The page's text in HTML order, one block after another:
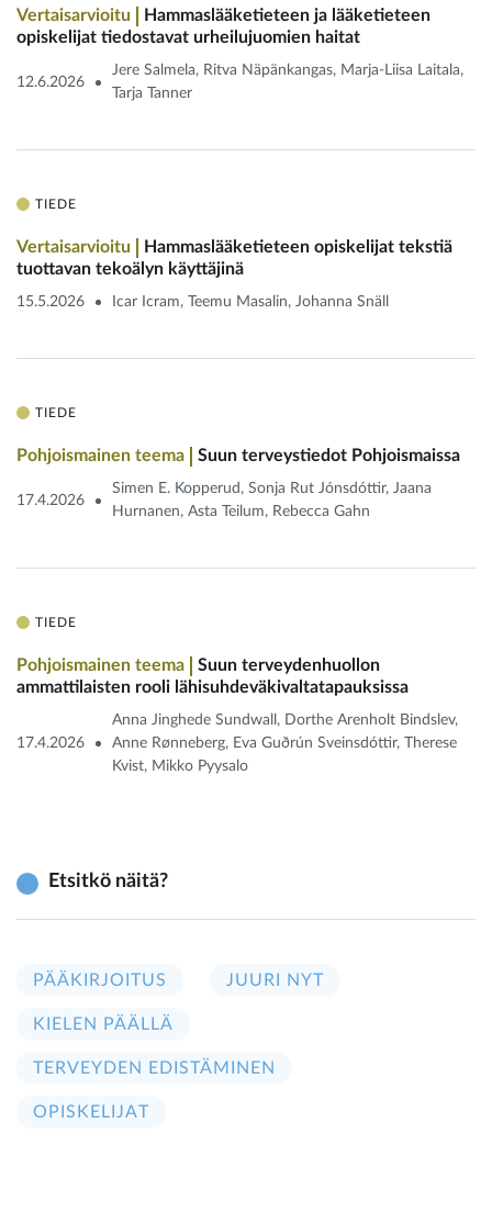
Vertaisarvioitu
Hammaslääketieteen ja lääketieteen
opiskelijat tiedostavat urheilu­juomien haitat
12.6.2026
Jere Salmela, Ritva Näpänkangas, Marja-Liisa Laitala,
Tarja Tanner
TIEDE
Vertaisarvioitu
Hammaslääketieteen opiskelijat tekstiä
tuottavan tekoälyn käyttäjinä
15.5.2026 Icar Icram, Teemu Masalin, Johanna Snäll
TIEDE
Pohjoismainen teema Suun terveystiedot Pohjoismaissa
17.4.2026
Simen E. Kopperud, Sonja Rut Jónsdóttir, Jaana
Hurnanen, Asta Teilum, Rebecca Gahn
TIEDE
Pohjoismainen teema
Suun terveydenhuollon
ammattilaisten rooli lähisuhdeväkivaltatapauksissa
17.4.2026
Anna Jinghede Sundwall, Dorthe Arenholt Bindslev,
Anne Rønneberg, Eva Guðrún Sveinsdóttir, Therese
Kvist, Mikko Pyysalo
Etsitkö näitä?
PÄÄKIRJOITUS JUURI NYT
KIELEN PÄÄLLÄ
TERVEYDEN EDISTÄMINEN
OPISKELIJAT